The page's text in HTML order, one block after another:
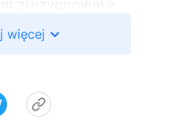
zrezygnował z
postąpiłbym
się, że
więcej